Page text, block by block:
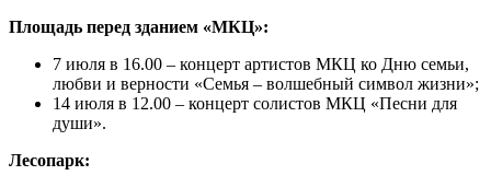
Площадь перед зданием «МКЦ»:
7 июля в 16.00 – концерт артистов МКЦ ко Дню семьи,
любви и верности «Семья – волшебный символ жизни»;
14 июля в 12.00 – концерт солистов МКЦ «Песни для
души».
Лесопарк: